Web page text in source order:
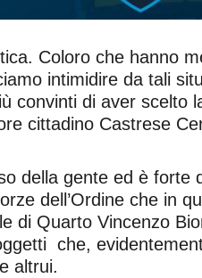
Coloro che hanno
intimidire da tali
convinti di aver scelto
cittadino Castrese
della gente ed è forte
dell’Ordine che in
di Quarto Vincenzo
che,
altrui.